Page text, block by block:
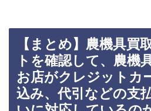
【まとめ】農機具買
トを確認して、農機
お店がクレジットカ
込み、代引などの支